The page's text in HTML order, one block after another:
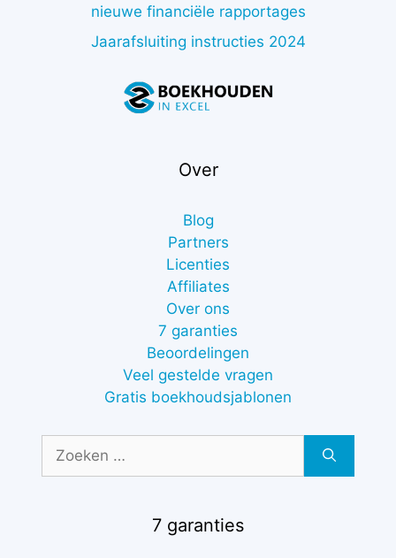
nieuwe financiële rapportages
Jaarafsluiting instructies 2024
Over
Blog
Partners
Licenties
Affiliates
Over ons
7 garanties
Beoordelingen
Veel gestelde vragen
Gratis boekhoudsjablonen
naar:
7 garanties